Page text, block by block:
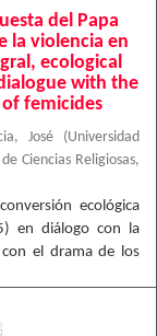
del Papa
la violencia en
ecological
with the
femicides
José (Universidad
Ciencias Religiosas,
ecológica
en diálogo con la
el drama de los